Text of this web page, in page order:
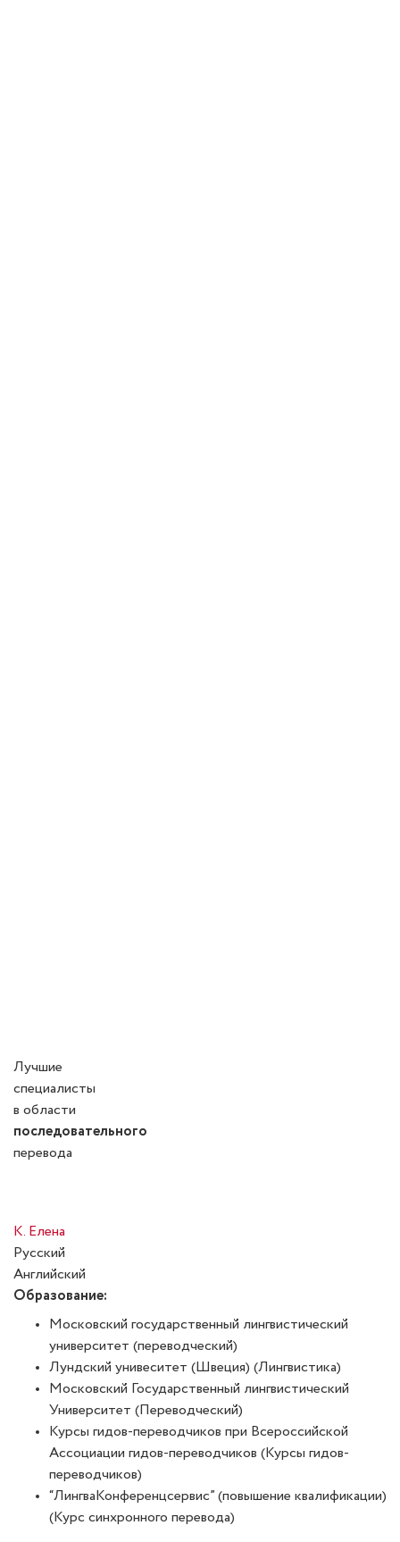
Лучшие
специалисты
в области
последовательного
перевода
К. Елена
Русский
Английский
Образование:
Московский государственный лингвистический
университет (переводческий)
Лундский унивеситет (Швеция) (Лингвистика)
Московский Государственный лингвистический
Университет (Переводческий)
Курсы гидов-переводчиков при Всероссийской
Ассоциации гидов-переводчиков (Курсы гидов-
переводчиков)
“ЛингваКонференцсервис” (повышение квалификации)
(Курс синхронного перевода)